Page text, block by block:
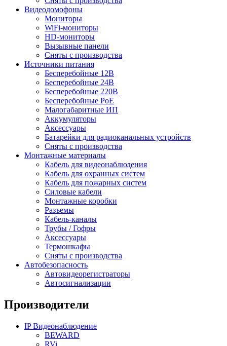
Видеодомофоны
Мониторы
WiFi-мониторы
HD-мониторы
Вызывные панели
Сняты с производства
Источники питания
Бесперебойные 12В
Бесперебойные 24В
Бесперебойные 220В
Бесперебойные PoE
Малогабаритные ИП
Аккумуляторы
Аксессуары
Батарейки для радиоканальных устройств
Сняты с производства
Монтажные материалы
Кабель для видеонаблюдения
Кабель для охранных систем
Кабель для пожарных систем
Силовые кабели
Монтажные коробки
Разъемы
Кабель-каналы
Трубы / Гофры
Аксессуары
Термошкафы
Сняты с производства
Автобезопасность
Автовидеорегистраторы
Автосигнализации
Производители
IP Видеонаблюдение
BEWARD
RVi